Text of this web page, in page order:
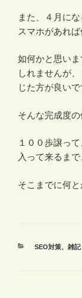
また、４月に
スマホがあれ
如何かと思い
しれませんが
じた方が良いで
そんな完成度
１００歩譲っ
入って来るまで
そこまでに何
カ
SEO対策、 雑記